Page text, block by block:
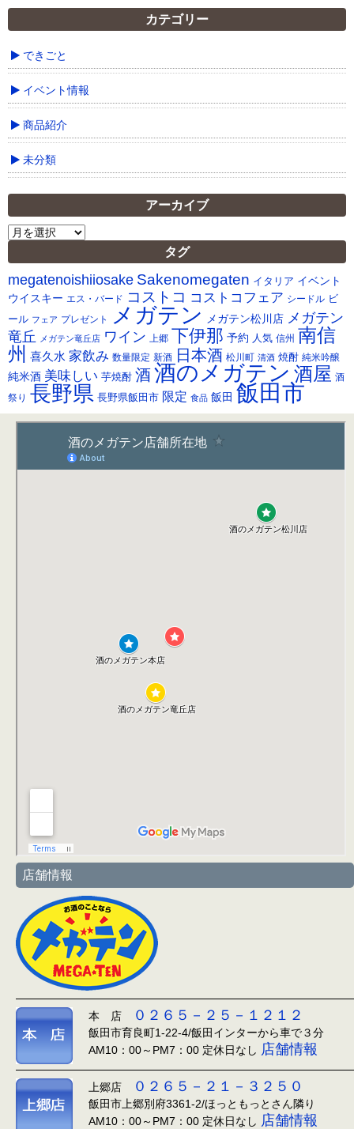
カテゴリー
できごと
イベント情報
商品紹介
未分類
アーカイブ
ア
カ
イ
ブ
タグ
megatenoishiiosake Sakenomegaten イタリア イベント
ウイスキー エス・バード コストコ コストコフェア シードル ビ
ール フェア プレゼント メガテン メガテン松川店 メガテン
竜丘 メガテン竜丘店 ワイン 上郷 下伊那 予約 人気 信州 南信
州 喜久水 家飲み 数量限定 新酒 日本酒 松川町 清酒 焼酎 純米吟醸
純米酒 美味しい 芋焼酎 酒酒のメガテン 酒屋 酒
祭り 長野県 長野県飯田市 限定 食品 飯田 飯田市
店舗情報
本 店 ０２６５－２５－１２１２
飯田市育良町1-22-4/飯田インターから車で３分
AM10：00～PM7：00 定休日なし 店舗情報
上郷店 ０２６５－２１－３２５０
飯田市上郷別府3361-2/ほっともっとさん隣り
AM10：00～PM7：00 定休日なし 店舗情報